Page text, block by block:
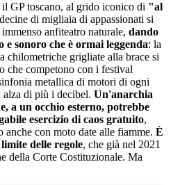
GP toscano, al grido iconico di "al
di migliaia di appassionati si
anfiteatro naturale, dando
e sonoro che è ormai leggenda: la
chilometriche grigliate alla brace si
che competono con i festival
metallica di motori di ogni
alza di più i decibel. Un'anarchia
a un occhio esterno, potrebbe
esercizio di caos gratuito,
anche con moto date alle fiamme. È
delle regole, che già nel 2021
della Corte Costituzionale. Ma